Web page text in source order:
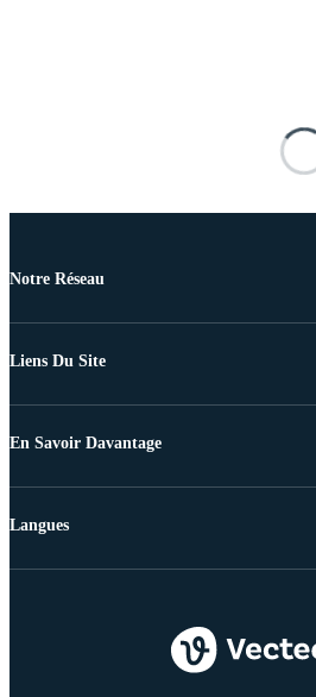
Notre Réseau
Liens Du Site
En Savoir Davantage
Langues